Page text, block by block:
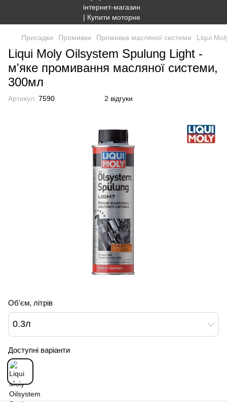
Присадки Промивки Промивка масляної системи Liqui
Liqui Moly Oilsystem Spulung Light -
м'яке промивання масляної системи,
300мл
Артикул: 7590 2 відгуки
Об'єм, літрів
0.3л
Доступні варіанти